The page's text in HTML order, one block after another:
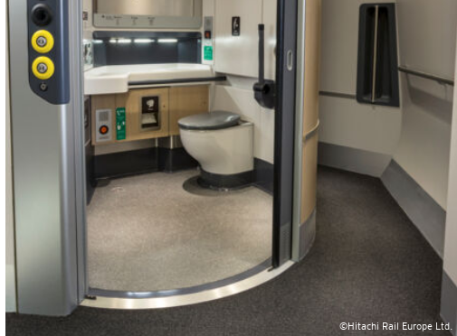
©Hitachi Rail Europe Ltd.